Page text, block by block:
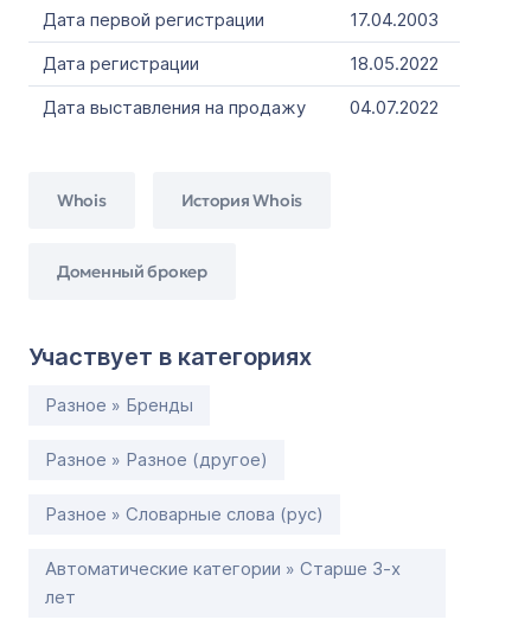
Дата первой регистрации
17.04.2003
Дата регистрации
18.05.2022
Дата выставления на продажу
04.07.2022
Whois История Whois
Доменный брокер
Участвует в категориях
Разное » Бренды
Разное » Разное (другое)
Разное » Словарные слова (рус)
Автоматические категории » Старше 3-х
лет